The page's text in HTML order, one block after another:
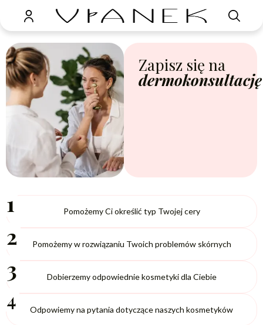
Zapisz się na
dermokonsultację
Pomożemy Ci określić typ Twojej cery
1
Pomożemy w rozwiązaniu Twoich problemów skórnych
2
Dobierzemy odpowiednie kosmetyki dla Ciebie
3
Odpowiemy na pytania dotyczące naszych kosmetyków
4